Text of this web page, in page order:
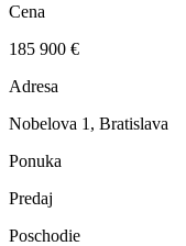
Cena
185 900 €
Adresa
Nobelova 1, Bratislava
Ponuka
Predaj
Poschodie